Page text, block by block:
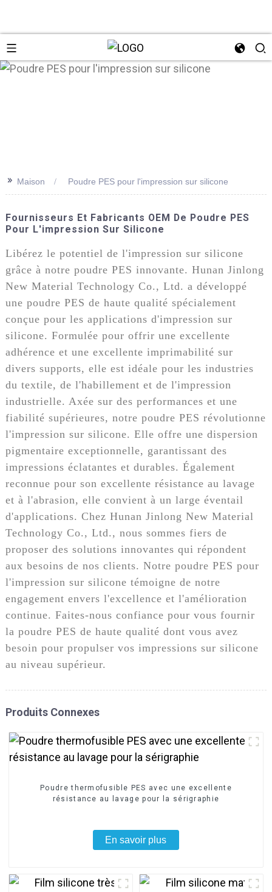
>> Maison Poudre PES pour l'impression sur silicone
Fournisseurs Et Fabricants OEM De Poudre PES
Pour L'impression Sur Silicone
Libérez le potentiel de l'impression sur silicone
grâce à notre poudre PES innovante. Hunan Jinlong
New Material Technology Co., Ltd. a développé
une poudre PES de haute qualité spécialement
conçue pour les applications d'impression sur
silicone. Formulée pour offrir une excellente
adhérence et une excellente imprimabilité sur
divers supports, elle est idéale pour les industries
du textile, de l'habillement et de l'impression
industrielle. Axée sur des performances et une
fiabilité supérieures, notre poudre PES révolutionne
l'impression sur silicone. Elle offre une dispersion
pigmentaire exceptionnelle, garantissant des
impressions éclatantes et durables. Également
reconnue pour son excellente résistance au lavage
et à l'abrasion, elle convient à un large éventail
d'applications. Chez Hunan Jinlong New Material
Technology Co., Ltd., nous sommes fiers de
proposer des solutions innovantes qui répondent
aux besoins de nos clients. Notre poudre PES pour
l'impression sur silicone témoigne de notre
engagement envers l'excellence et l'amélioration
continue. Faites-nous confiance pour vous fournir
la poudre PES de haute qualité dont vous avez
besoin pour propulser vos impressions sur silicone
au niveau supérieur.
Produits Connexes
Poudre thermofusible PES avec une excellente
résistance au lavage pour la sérigraphie
En savoir plus